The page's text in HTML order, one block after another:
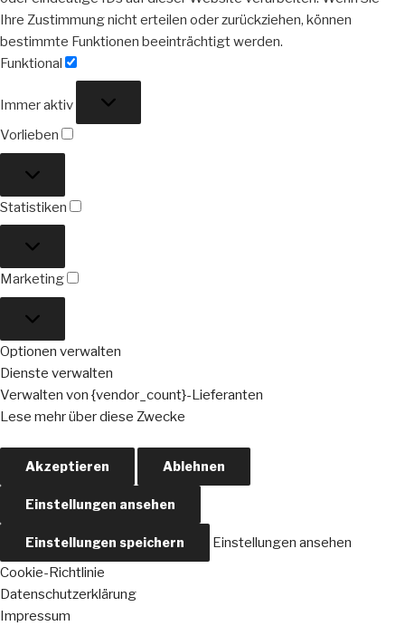
Ihre Zustimmung nicht erteilen oder zurückziehen, können
bestimmte Funktionen beeinträchtigt werden.
Funktional
Immer aktiv
Vorlieben
Statistiken
Marketing
Optionen verwalten
Dienste verwalten
Verwalten von {vendor_count}-Lieferanten
Lese mehr über diese Zwecke
Akzeptieren Ablehnen
Einstellungen ansehen
Einstellungen speichern
Einstellungen ansehen
Cookie-Richtlinie
Datenschutzerklärung
Impressum